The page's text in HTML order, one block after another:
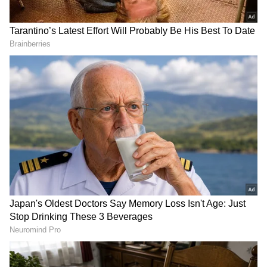
ಜಿಲ್ಲಾ ಪೊಲೀಸ್‌ ವರಿಷ್ಠಾಧಿಕಾರಿ ರಾಹುಲ್‌ ಕುಮಾರ್‌
ಶಹಪೂರ್‌ ವಾಡ್‌ ಮಾತನಾಡಿ, ಶಾಲಾ ಕಾಲೇಜುಗಳಲ್ಲದೆ
ಹೋಟೆಲ್‌ ಹಾಗೂ ಪಿಜಿಗಳಲ್ಲೂ ಸಹ ಮಾದಕ ವಸ್ತುಗಳ ಬಳಕೆ
ಹಾಗೂ ವೈದ್ಯಕೀಯ ಮತ್ತು ಎಂಜಿನಿಯರಿಂಗ್‌ ವಿದ್ಯಾರ್ಥಿಗಳು
ಮೆಡಿಕಲ್‌ ಸ್ಟೋರ್‌ಗಳಲ್ಲಿ ದೊರೆಯುವ ಔಷಧಿಗಳನ್ನು ಮಾದಕ
ವಸ್ತುಗಳಾಗಿ ಉಪಯೋಗಿಸುವ ವ್ಯಸನಿಗಳಾಗುತ್ತಿರುವ ಬಗ್ಗೆ
ಮಾಹಿತಿ ಇದ್ದು, ಸೂಕ್ತ ಕ್ರಮ ಕೈಗೊಳ್ಳಬೇಕೆಂದು ಸೂಚಿಸಿದರು.
DOWNLOAD APP
RECOMMENDED STORIES